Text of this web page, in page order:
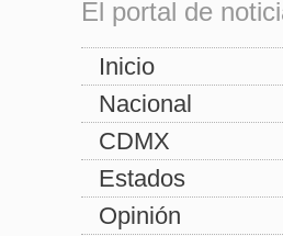
El portal de
Inicio
Nacional
CDMX
Estados
Opinión